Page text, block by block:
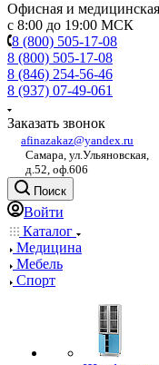
Офисная и
с 8:00 до 19:00 МСК
8 (800) 505-17-08
8 (800) 505-17-08
8 (846) 254-56-46
8 (937) 07-49-061
Заказать звонок
afinazakaz@yandex.ru
Самара, ул.Ульяновская,
д.52, оф.606
Поиск
Войти
Каталог
Медицина
Мебель
Спорт